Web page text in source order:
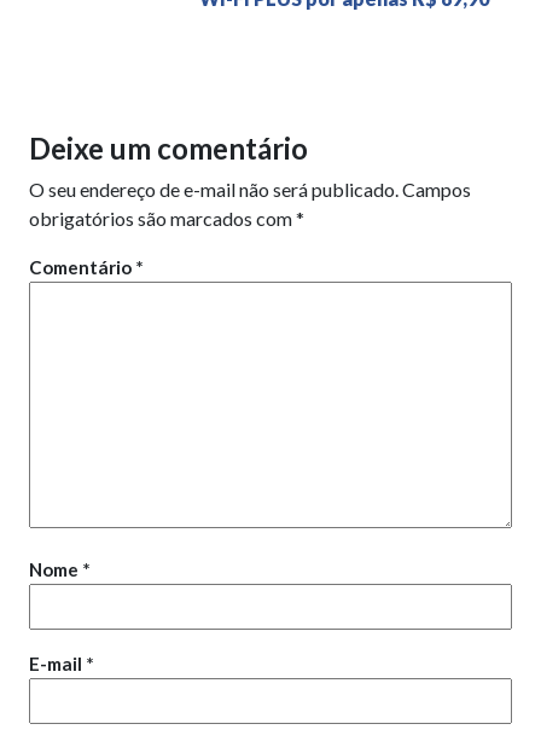
Deixe um comentário
O seu endereço de e-mail não será publicado.Campos
obrigatórios são marcados com*
Comentário *
Nome *
E-mail *